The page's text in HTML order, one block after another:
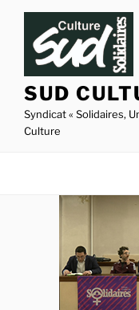
Aller
contenu
principal
SUD
Syndicat « Solidaires,
Culture